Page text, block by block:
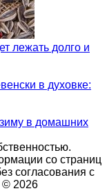
лежать долго и
в духовке:
в домашних
со страниц
согласования с
2026